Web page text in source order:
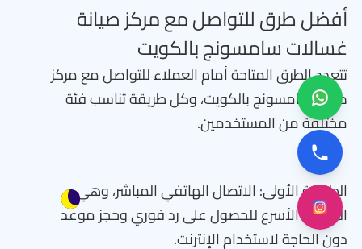
أفضل طرق للتواصل مع مركز صيانة
غسالات سامسونج بالكويت
تتعدد الطرق المتاحة أمام العملاء للتواصل مع مركز
صيانة سامسونج بالكويت، وكل طريقة تناسب فئة
مختلفة من المستخدمين.
الطريقة الأولى: الاتصال الهاتفي المباشر، وهي
الطريقة الأسرع للحصول على رد فوري وحجز موعد
دون الحاجة لاستخدام الإنترنت.